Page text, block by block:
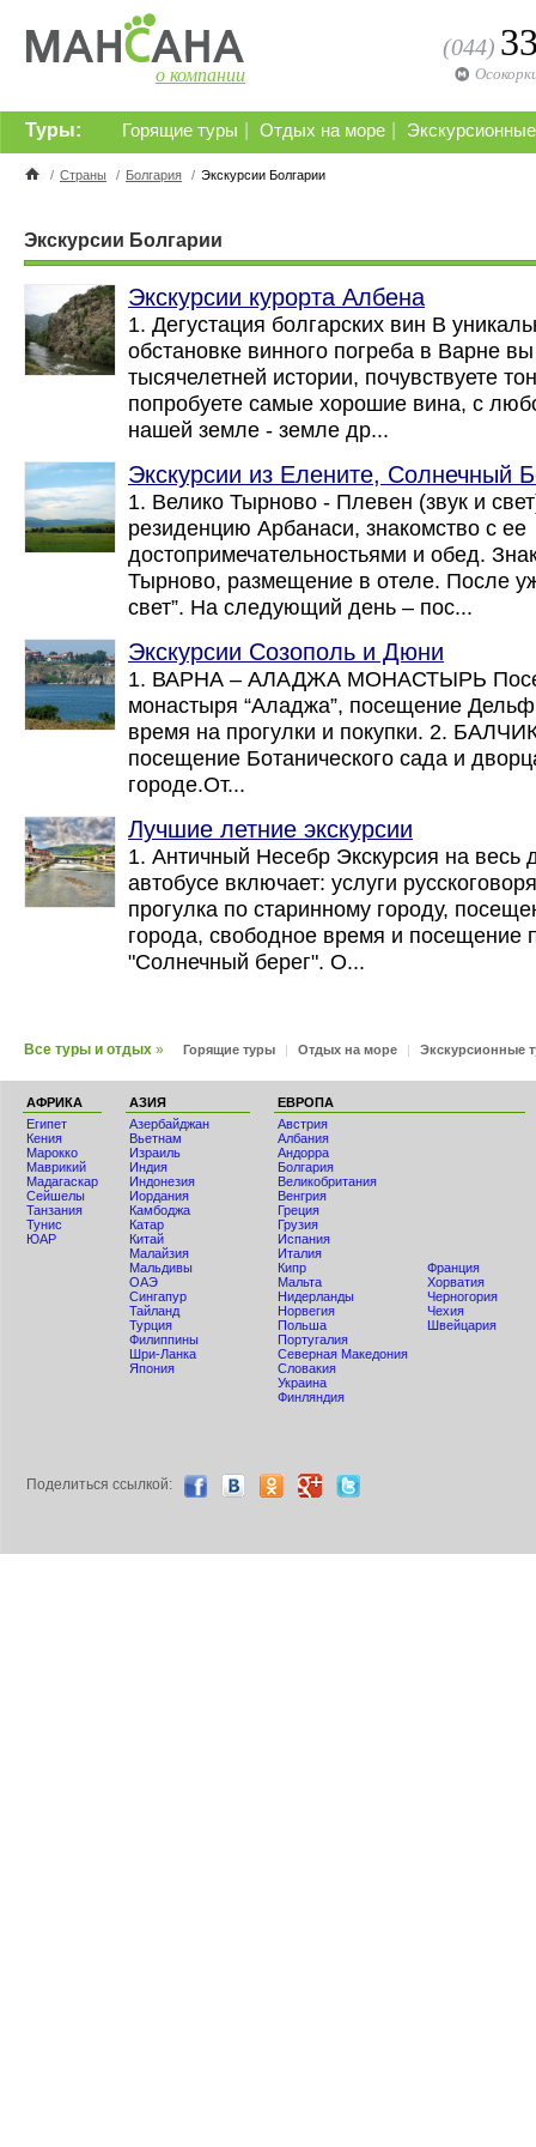
о компании
(044)
Горящие туры Отдых на море
Туры:
/ Страны / Болгария / Экскурсии Болгарии
Экскурсии Болгарии
Экскурсии курорта Албена
1. Дегустация болгарских вин В
обстановке винного погреба в Варне вы
тысячелетней истории, почувствуете
попробуете самые хорошие вина, с
нашей земле - земле др...
Экскурсии из Елените, Солнечный
1. Велико Тырново - Плевен (звук и
резиденцию Арбанаси, знакомство с ее
достопримечательностьями и обед.
Тырново, размещение в отеле. После
свет”. На следующий день – пос...
Экскурсии Созополь и Дюни
1. ВАРНА – АЛАДЖА МОНАСТЫРЬ
монастыря “Аладжа”, посещение
время на прогулки и покупки. 2.
посещение Ботанического сада и
городе.От...
Лучшие летние экскурсии
1. Античный Несебр Экскурсия на весь
автобусе включает: услуги
прогулка по старинному городу,
города, свободное время и посещение
"Солнечный берег". О...
Все туры и отдых » Горящие туры | Отдых на море | Экскурсионные
АФРИКА
Египет
Кения
Мaрокко
Маврикий
Мадагаскар
Сейшелы
Танзания
Тунис
ЮАР
АЗИЯ
Азербайджан
Вьетнам
Израиль
Индия
Индонезия
Иордания
Камбоджа
Катар
Китай
Малайзия
Мальдивы
ОАЭ
Сингапур
Тайланд
Турция
Филиппины
Шри-Ланка
Япония
ЕВРОПА
Австрия
Албания
Андорра
Болгария
Великобритания
Венгрия
Греция
Грузия
Испания
Италия
Кипр
Мальта
Нидерланды
Норвегия
Польша
Португалия
Северная Македония
Словакия
Украина
Финляндия
Франция
Хорватия
Черногория
Чехия
Швейцария
Поделиться ccылкой: